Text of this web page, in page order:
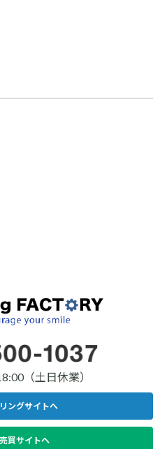
（土日休業）
ングサイトへ
買サイトへ